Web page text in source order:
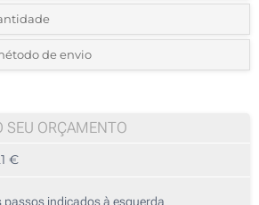
e as cores do logotipo:
de envio
SEU ORÇAMENTO
€
passos indicados à esquerda